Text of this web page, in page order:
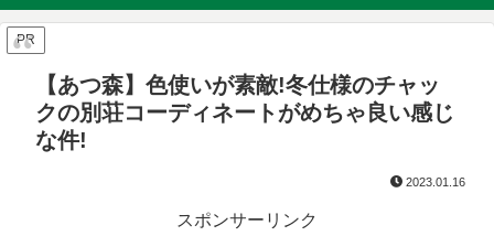
PR
【あつ森】色使いが素敵!冬仕様のチャッ
クの別荘コーディネートがめちゃ良い感じ
な件!
2023.01.16
スポンサーリンク